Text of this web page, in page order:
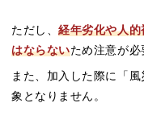
ただし、経年劣化や人
はならないため注意が必
また、加入した際に「
象となりません。